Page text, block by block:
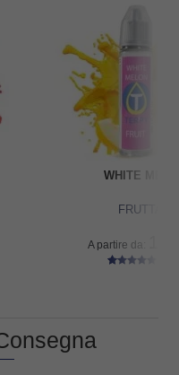
WHITE
FRUTTATI
A partire da: